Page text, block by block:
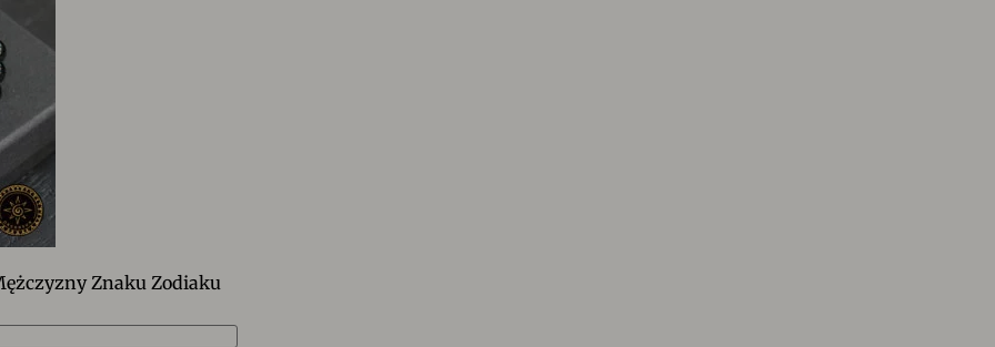
Znaku Zodiaku